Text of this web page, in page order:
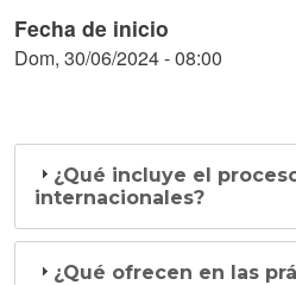
Fecha de inicio
Dom, 30/06/2024 - 08:00
¿Qué incluye el
internacionales?
¿Qué ofrecen en las